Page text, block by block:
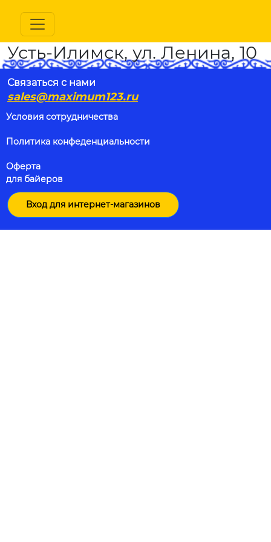
Усть-Илимск, ул. Ленина, 10
Связаться с нами
sales@maximum123.ru
Условия сотрудничества
Политика конфеденциальности
Оферта
для байеров
Вход для интернет-магазинов